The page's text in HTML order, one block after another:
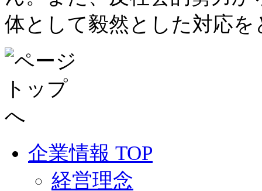
体として毅然とした対応を
企業情報 TOP
経営理念